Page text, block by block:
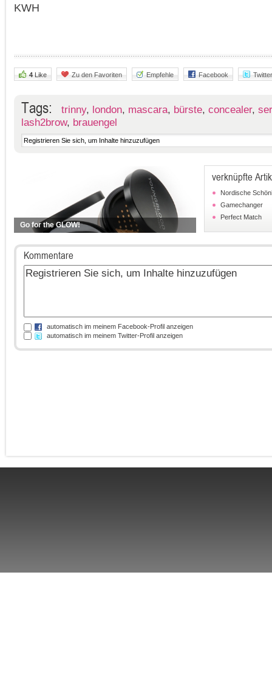
KWH
4Like Zu den Favoriten Empfehle Facebook Twitter
Tags: trinny, london, mascara, bürste, concealer,
lash2brow, brauengel
Go for the GLOW!
verknüpfte
Nordische
Gamechanger
Perfect Match
Kommentare
automatisch im meinem Facebook-Profil anzeigen
automatisch im meinem Twitter-Profil anzeigen